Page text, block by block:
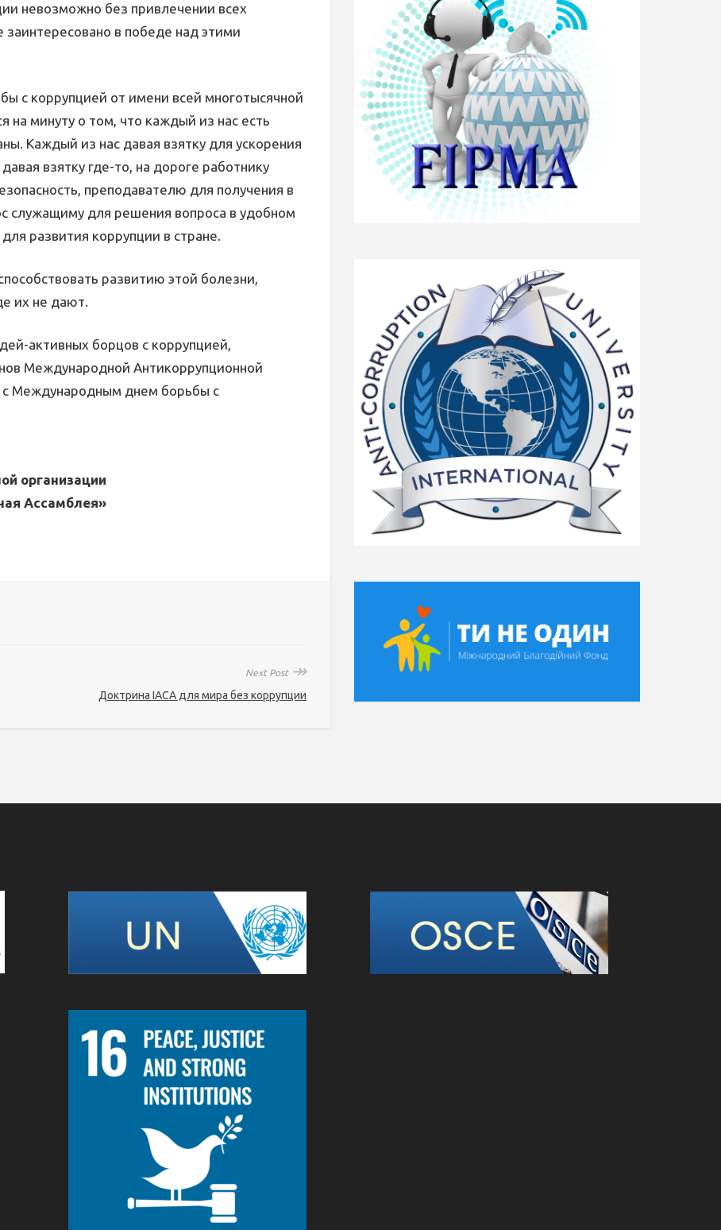
невозможно без привлечении всех
в победе над этими
с коррупцией от имени всей многотысячной
на минуту о том, что каждый из нас есть
Каждый из нас давая взятку для ускорения
взятку где-то, на дороге работнику
преподавателю для получения в
служащиму для решения вопроса в удобном
развития коррупции в стране.
развитию этой болезни,
их не дают.
активных борцов с коррупцией,
Международной Антикоррупционной
Международным днем борьбы с
организации
Ассамблея»
Next Post ↠
Доктрина IACA для мира без коррупции